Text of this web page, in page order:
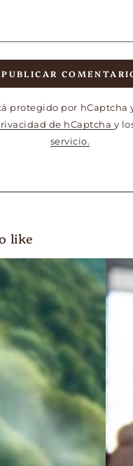
PUBLICAR
protegido por hCaptcha
de hCaptcha y
servicio.
like